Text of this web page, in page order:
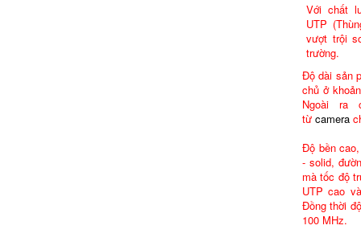
Với chất
UTP
vượt trội
trường.
Độ dài sản
chủ ở
Ngoài ra
từ camera
Độ bền
- solid,
mà tốc độ
UTP cao
Đồng thời
100 MHz.